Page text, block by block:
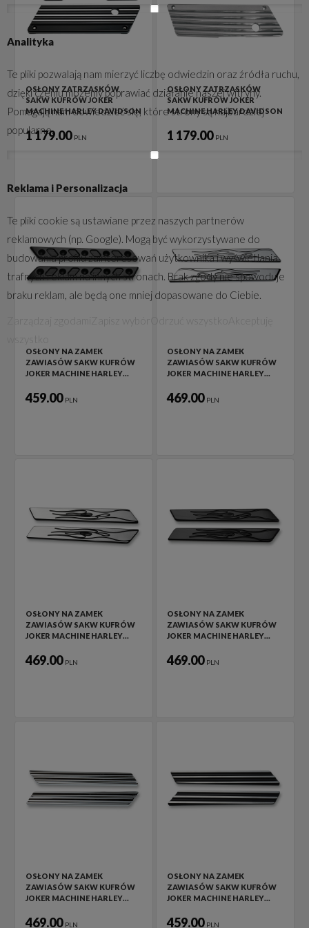
OSŁONY ZATRZASKÓW
SAKW KUFRÓW JOKER
MACHINE HARLEY DAVIDSON
1 179.00 PLN
OSŁONY ZATRZASKÓW
SAKW KUFRÓW JOKER
MACHINE HARLEY DAVIDSON
1 179.00 PLN
OSŁONY NA ZAMEK
ZAWIASÓW SAKW KUFRÓW
JOKER MACHINE HARLEY…
459.00 PLN
OSŁONY NA ZAMEK
ZAWIASÓW SAKW KUFRÓW
JOKER MACHINE HARLEY…
469.00 PLN
OSŁONY NA ZAMEK
ZAWIASÓW SAKW KUFRÓW
JOKER MACHINE HARLEY…
469.00 PLN
OSŁONY NA ZAMEK
ZAWIASÓW SAKW KUFRÓW
JOKER MACHINE HARLEY…
469.00 PLN
OSŁONY NA ZAMEK
ZAWIASÓW SAKW KUFRÓW
JOKER MACHINE HARLEY…
469.00 PLN
OSŁONY NA ZAMEK
ZAWIASÓW SAKW KUFRÓW
JOKER MACHINE HARLEY…
459.00 PLN
Analityka
Te pliki pozwalają nam mierzyć liczbę odwiedzin oraz źródła ruchu,
dzięki czemu możemy poprawiać działanie naszej witryny.
Pomagają nam dowiedzieć się, które strony są najbardziej
popularne.
Reklama i Personalizacja
Te pliki cookie są ustawiane przez naszych partnerów
reklamowych (np. Google). Mogą być wykorzystywane do
budowania profilu zainteresowań użytkownika i wyświetlania
trafnych reklam na innych stronach. Brak zgody nie spowoduje
braku reklam, ale będą one mniej dopasowane do Ciebie.
Zarządzaj zgodami